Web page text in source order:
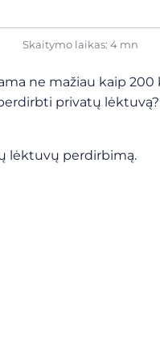
Skaitymo laikas: 4 mn
ne mažiau kaip
privatų
lėktuvų perdirbimą.